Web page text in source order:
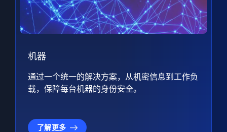
机器
通过一个统一的解决方案，从机密信息到工作负
载，保障每台机器的身份安全。
了解更多